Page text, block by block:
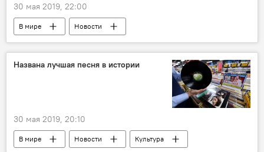
30 мая 2019, 22:00
В мире Новости
Названа лучшая песня в истории
30 мая 2019, 20:10
В мире Новости Культура